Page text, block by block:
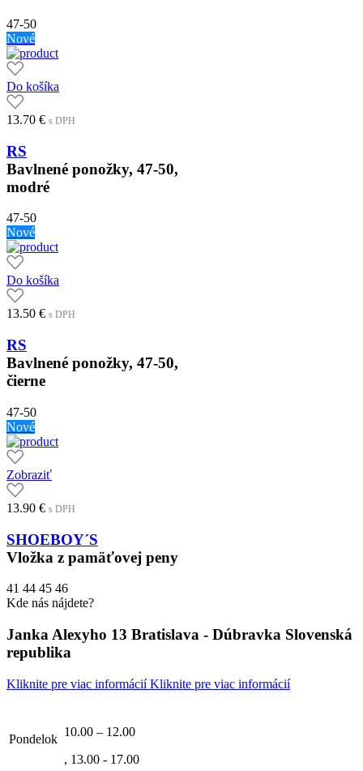
47-50
Nové
Do košíka
13.70 € s DPH
RS
Bavlnené ponožky, 47-50,
modré
47-50
Nové
Do košíka
13.50 € s DPH
RS
Bavlnené ponožky, 47-50,
čierne
47-50
Nové
Zobraziť
13.90 € s DPH
SHOEBOY´S
Vložka z pamäťovej peny
41 44 45 46
Kde nás nájdete?
Janka Alexyho 13 Bratislava - Dúbravka Slovenská
republika
Kliknite pre viac informáciíKliknite pre viac informácií
Pondelok
10.00 – 12.00
, 13.00 - 17.00